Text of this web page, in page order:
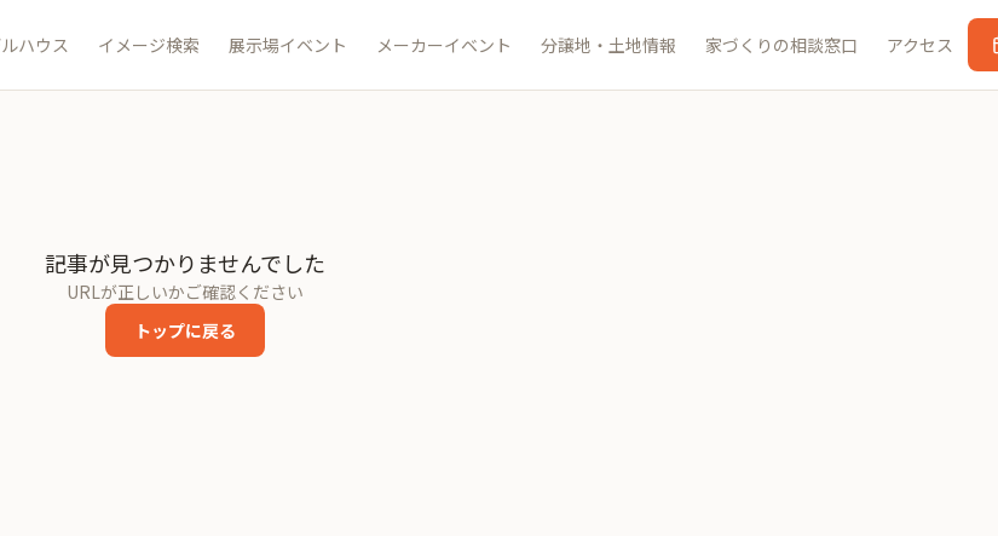
ハウス イメージ検索 展示場イベント メーカーイベント 分譲地・土地情報 家づくりの相談窓口 アクセス
記事が見つかりませんでした
URLが正しいかご確認ください
トップに戻る